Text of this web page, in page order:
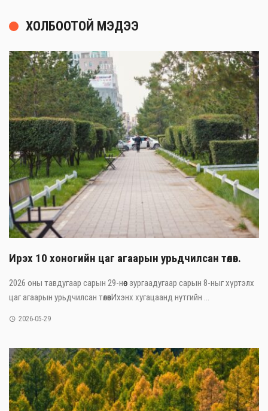
ХОЛБООТОЙ МЭДЭЭ
Ирэх 10 хоногийн цаг агаарын урьдчилсан төлөв.
2026 оны тавдугаар сарын 29-нөөс зургаадугаар сарын 8-ныг хүртэлх
цаг агаарын урьдчилсан төлөвИхэнх хугацаанд нутгийн ...
2026-05-29